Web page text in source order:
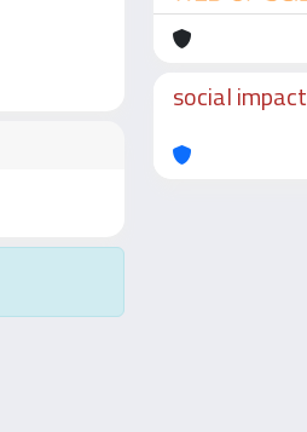
social impact